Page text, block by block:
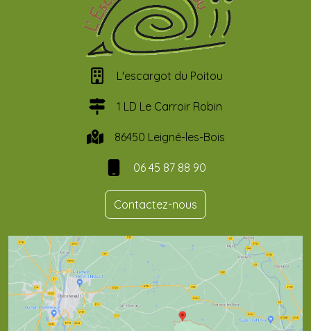
L'escargot du Poitou
1 LD Le Carroir Robin
86450 Leigné-les-Bois
06 45 87 88 90
Contactez-nous